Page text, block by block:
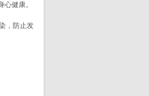
健康。
，防止发